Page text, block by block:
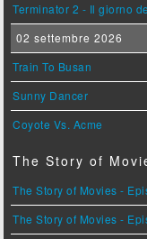
Terminator 2 - Il giorno
02 settembre 2026
Train To Busan
Sunny Dancer
Coyote Vs. Acme
The Story of
The Story of Movies -
The Story of Movies -